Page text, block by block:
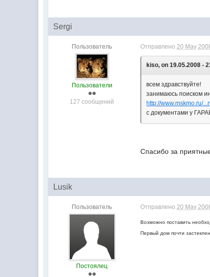
Sergi
Пользователь
Пользователи
127 сообщений
Отправлено20 May
kiso, on 19.05.2008 -
всем здравствуйте!
занимаюсь поиском
http://www.mskmo.ru/
с документами у
Спасибо за
Lusik
Пользователь
Постоялец
Отправлено20 May
Возможно поставить
Первый дом почти